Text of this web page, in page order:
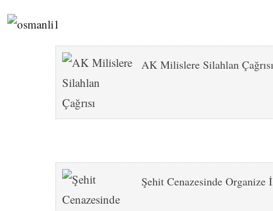
AK Milislere Silahlan Çağrısı
Şehit Cenazesinde Organize